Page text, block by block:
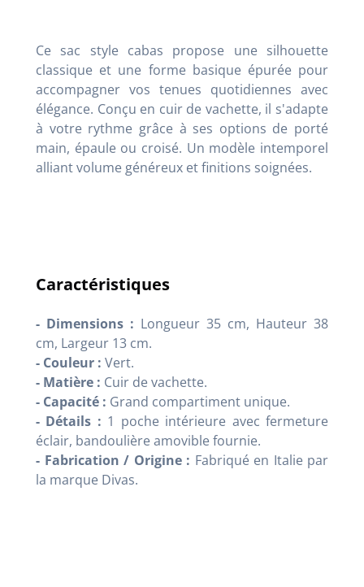
Ce sac style cabas propose une silhouette
classique et une forme basique épurée pour
accompagner vos tenues quotidiennes avec
élégance. Conçu en cuir de vachette, il s'adapte
à votre rythme grâce à ses options de porté
main, épaule ou croisé. Un modèle intemporel
alliant volume généreux et finitions soignées.
Caractéristiques
- Dimensions : Longueur 35 cm, Hauteur 38
cm, Largeur 13 cm.
- Couleur : Vert.
- Matière : Cuir de vachette.
- Capacité : Grand compartiment unique.
- Détails : 1 poche intérieure avec fermeture
éclair, bandoulière amovible fournie.
- Fabrication / Origine : Fabriqué en Italie par
la marque Divas.